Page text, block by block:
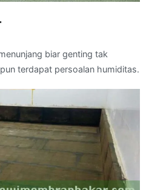
biar genting tak
terdapat persoalan humiditas.